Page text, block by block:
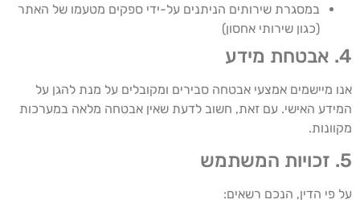
במסגרת שירותים הניתנים על-ידי ספקים מטעמו של האתר
(כגון שירותי אחסון)
4. אבטחת מידע
אנו מיישמים אמצעי אבטחה סבירים ומקובלים על מנת להגן על
המידע האישי. עם זאת, חשוב לדעת שאין אבטחה מלאה במערכות
מקוונות.
5. זכויות המשתמש
על פי הדין, הנכם רשאים: